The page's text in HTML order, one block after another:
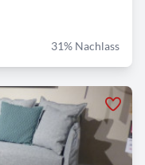
31% Nachlass